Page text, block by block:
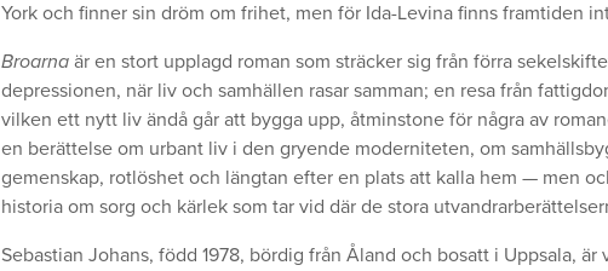
York och finner sin dröm om frihet, men för Ida-Levina finns framtiden
Broarnaär en stort upplagd roman som sträcker sig från förra
depressionen, när liv och samhällen rasar samman; en resa från
vilken ett nytt liv ändå går att bygga upp, åtminstone för några av
en berättelse om urbant liv i den gryende moderniteten, om
gemenskap, rotlöshet och längtan efter en plats att kalla hem — men
historia om sorg och kärlek som tar vid där de stora
Sebastian Johans, född 1978, bördig från Åland och bosatt i Uppsala, är